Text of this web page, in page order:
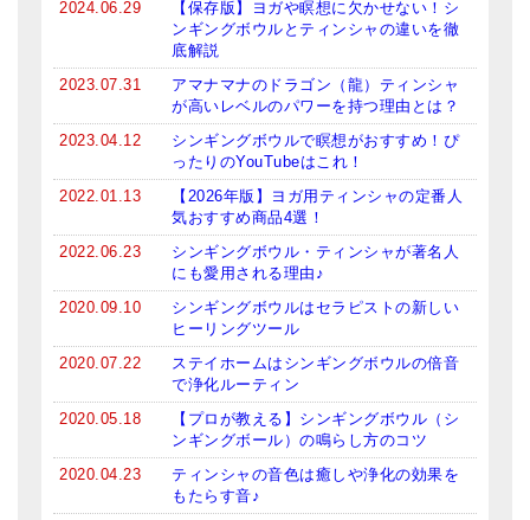
シンギングボウル入門本・CD
アウトレット
神々とつながるジュエリー
ヒーリング・マンダラポスター
ロゴステッカー・ポストカード各種
亡命チベット人尼僧のお守り・チャーム
チベット・マントラ・ヒーリングCD
ギフトラッピング
シンギングボウル講座
2024.06.29
【保存版】ヨガや瞑想に欠かせない！シ
ンギングボウルとティンシャの違いを徹
底解説
2023.07.31
アマナマナのドラゴン（龍）ティンシャ
が高いレベルのパワーを持つ理由とは？
2023.04.12
シンギングボウルで瞑想がおすすめ！ぴ
ったりのYouTubeはこれ！
2022.01.13
【2026年版】ヨガ用ティンシャの定番人
気おすすめ商品4選！
2022.06.23
シンギングボウル・ティンシャが著名人
にも愛用される理由♪
2020.09.10
シンギングボウルはセラピストの新しい
ヒーリングツール
2020.07.22
ステイホームはシンギングボウルの倍音
で浄化ルーティン
2020.05.18
【プロが教える】シンギングボウル（シ
ンギングボール）の鳴らし方のコツ
2020.04.23
ティンシャの音色は癒しや浄化の効果を
もたらす音♪